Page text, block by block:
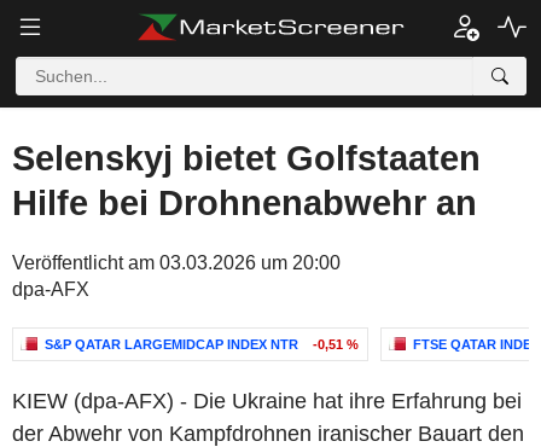
Selenskyj bietet Golfstaaten
Hilfe bei Drohnenabwehr an
Veröffentlicht am 03.03.2026 um 20:00
dpa-AFX
S&P QATAR LARGEMIDCAP INDEX NTR -0,51 % FTSE QATAR INDEX
KIEW (dpa-AFX) - Die Ukraine hat ihre Erfahrung bei
der Abwehr von Kampfdrohnen iranischer Bauart den